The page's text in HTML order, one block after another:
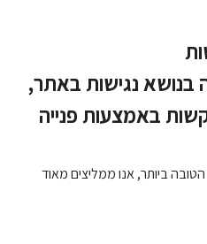
בנושא נגישות באתר,
באמצעות פנייה
ביותר, אנו ממליצים מאוד